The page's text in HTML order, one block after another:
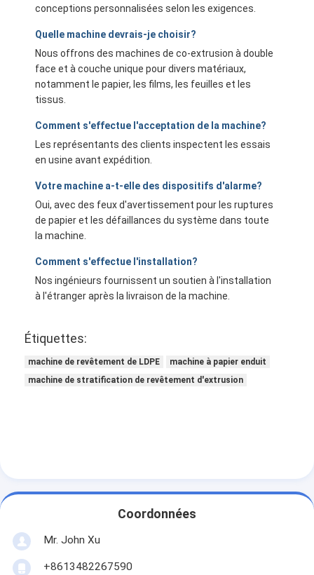
conceptions personnalisées selon les exigences.
Quelle machine devrais-je choisir?
Nous offrons des machines de co-extrusion à double
face et à couche unique pour divers matériaux,
notamment le papier, les films, les feuilles et les
tissus.
Comment s'effectue l'acceptation de la machine?
Les représentants des clients inspectent les essais
en usine avant expédition.
Votre machine a-t-elle des dispositifs d'alarme?
Oui, avec des feux d'avertissement pour les ruptures
de papier et les défaillances du système dans toute
la machine.
Comment s'effectue l'installation?
Nos ingénieurs fournissent un soutien à l'installation
à l'étranger après la livraison de la machine.
Étiquettes:
machine de revêtement de LDPE
machine à papier enduit
machine de stratification de revêtement d'extrusion
Coordonnées
Mr. John Xu
+8613482267590